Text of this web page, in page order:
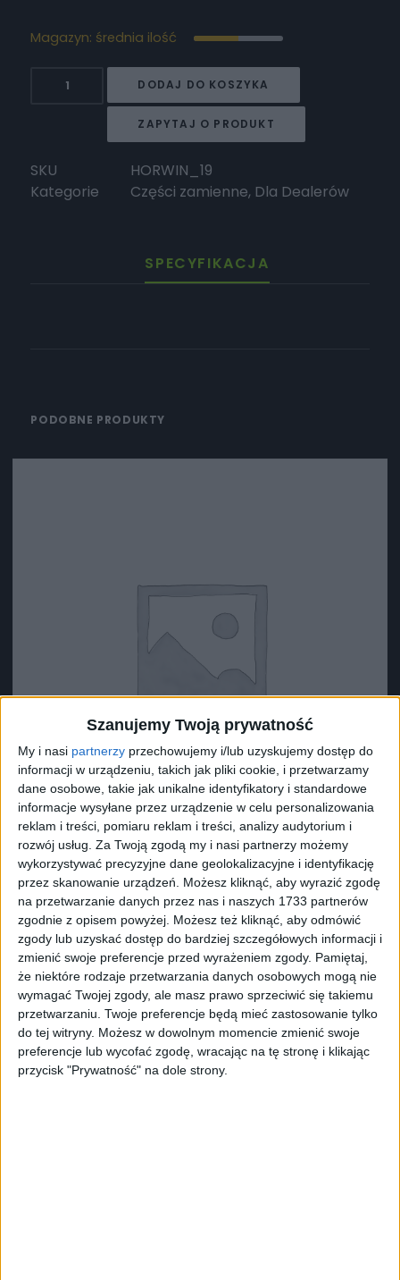
Szanujemy Twoją prywatność
My i nasi partnerzy przechowujemy i/lub uzyskujemy dostęp do
informacji w urządzeniu, takich jak pliki cookie, i przetwarzamy
dane osobowe, takie jak unikalne identyfikatory i standardowe
informacje wysyłane przez urządzenie w celu personalizowania
reklam i treści, pomiaru reklam i treści, analizy audytorium i
rozwój usług. Za Twoją zgodą my i nasi partnerzy możemy
wykorzystywać precyzyjne dane geolokalizacyjne i identyfikację
przez skanowanie urządzeń. Możesz kliknąć, aby wyrazić zgodę
na przetwarzanie danych przez nas i naszych 1733 partnerów
zgodnie z opisem powyżej. Możesz też kliknąć, aby odmówić
zgody lub uzyskać dostęp do bardziej szczegółowych informacji i
zmienić swoje preferencje przed wyrażeniem zgody. Pamiętaj,
że niektóre rodzaje przetwarzania danych osobowych mogą nie
wymagać Twojej zgody, ale masz prawo sprzeciwić się takiemu
przetwarzaniu. Twoje preferencje będą mieć zastosowanie tylko
do tej witryny. Możesz w dowolnym momencie zmienić swoje
preferencje lub wycofać zgodę, wracając na tę stronę i klikając
przycisk "Prywatność" na dole strony.
Magazyn: średnia ilość
DS.
lewa
DODAJ DO KOSZYKA
ZAPYTAJ O PRODUKT
SKU
HORWIN_19
Kategorie
Części zamienne, Dla Dealerów
SPECYFIKACJA
PODOBNE PRODUKTY
Surron Zacisk nylonowy
5,24zł
ZOBACZ WIĘCEJ